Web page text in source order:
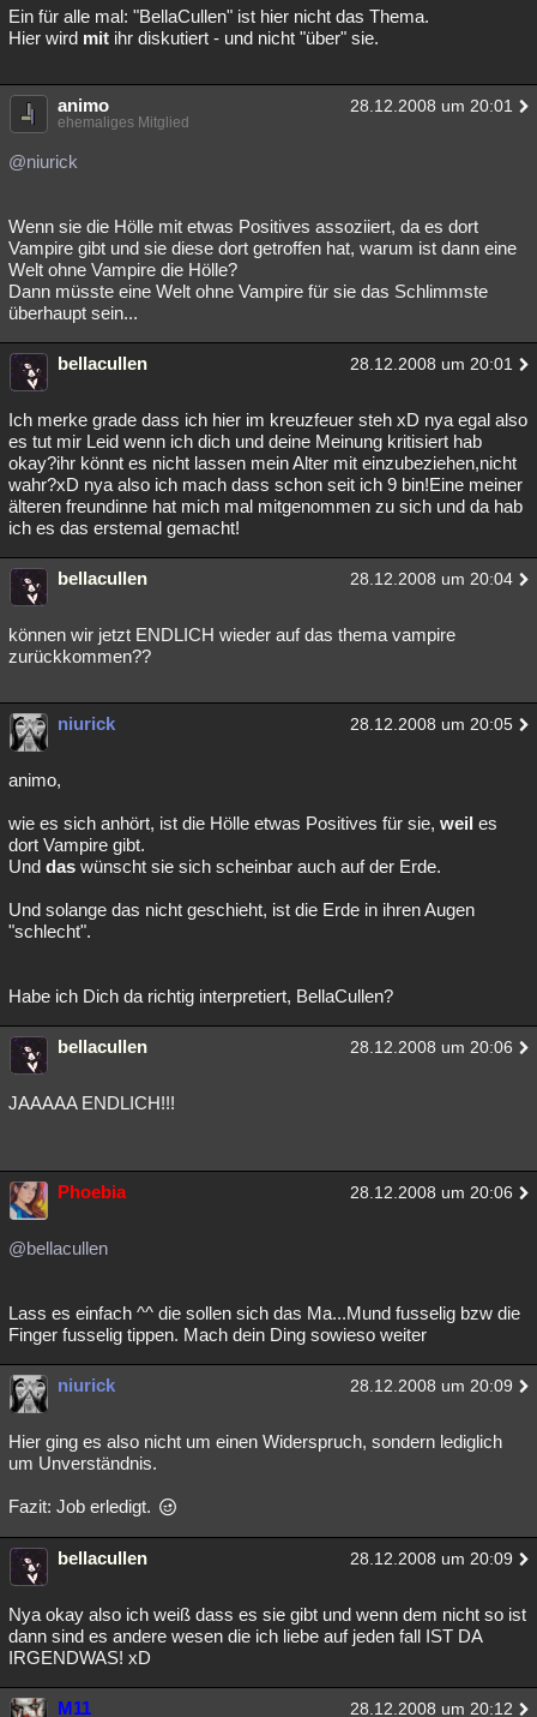
Ein für alle mal: "BellaCullen" ist hier nicht das Thema.
Hier wird mit ihr diskutiert - und nicht "über" sie.
animo 28.12.2008 um 20:01
ehemaliges Mitglied
@niurick
Wenn sie die Hölle mit etwas Positives assoziiert, da es dort
Vampire gibt und sie diese dort getroffen hat, warum ist dann eine
Welt ohne Vampire die Hölle?
Dann müsste eine Welt ohne Vampire für sie das Schlimmste
überhaupt sein...
bellacullen 28.12.2008 um 20:01
Ich merke grade dass ich hier im kreuzfeuer steh xD nya egal also
es tut mir Leid wenn ich dich und deine Meinung kritisiert hab
okay?ihr könnt es nicht lassen mein Alter mit einzubeziehen,nicht
wahr?xD nya also ich mach dass schon seit ich 9 bin!Eine meiner
älteren freundinne hat mich mal mitgenommen zu sich und da hab
ich es das erstemal gemacht!
bellacullen 28.12.2008 um 20:04
können wir jetzt ENDLICH wieder auf das thema vampire
zurückkommen??
niurick 28.12.2008 um 20:05
animo,
wie es sich anhört, ist die Hölle etwas Positives für sie, weil es
dort Vampire gibt.
Und das wünscht sie sich scheinbar auch auf der Erde.
Und solange das nicht geschieht, ist die Erde in ihren Augen
"schlecht".
Habe ich Dich da richtig interpretiert, BellaCullen?
bellacullen 28.12.2008 um 20:06
JAAAAA ENDLICH!!!
Phoebia 28.12.2008 um 20:06
@bellacullen
Lass es einfach ^^ die sollen sich das Ma...Mund fusselig bzw die
Finger fusselig tippen. Mach dein Ding sowieso weiter
niurick 28.12.2008 um 20:09
Hier ging es also nicht um einen Widerspruch, sondern lediglich
um Unverständnis.
Fazit: Job erledigt.
bellacullen 28.12.2008 um 20:09
Nya okay also ich weiß dass es sie gibt und wenn dem nicht so ist
dann sind es andere wesen die ich liebe auf jeden fall IST DA
IRGENDWAS! xD
M11 28.12.2008 um 20:12